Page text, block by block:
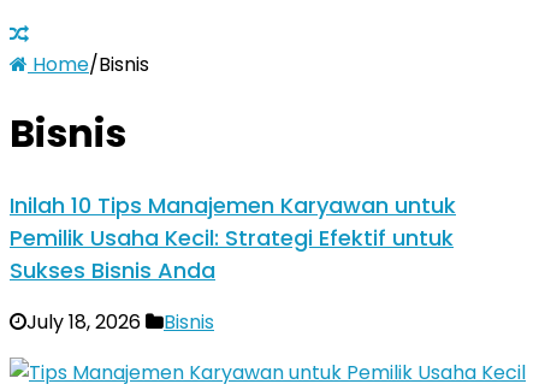
Home/Bisnis
Bisnis
Inilah 10 Tips Manajemen Karyawan untuk
Pemilik Usaha Kecil: Strategi Efektif untuk
Sukses Bisnis Anda
July 18, 2026 Bisnis